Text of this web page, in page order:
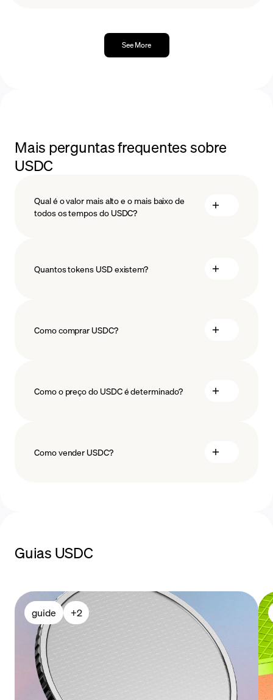
See More
Mais perguntas frequentes sobre
USDC
Qual é o valor mais alto e o mais baixo de
todos os tempos do USDC?
Quantos tokens USD existem?
Como comprar USDC?
Como o preço do USDC é determinado?
Como vender USDC?
Guias USDC
guide +2